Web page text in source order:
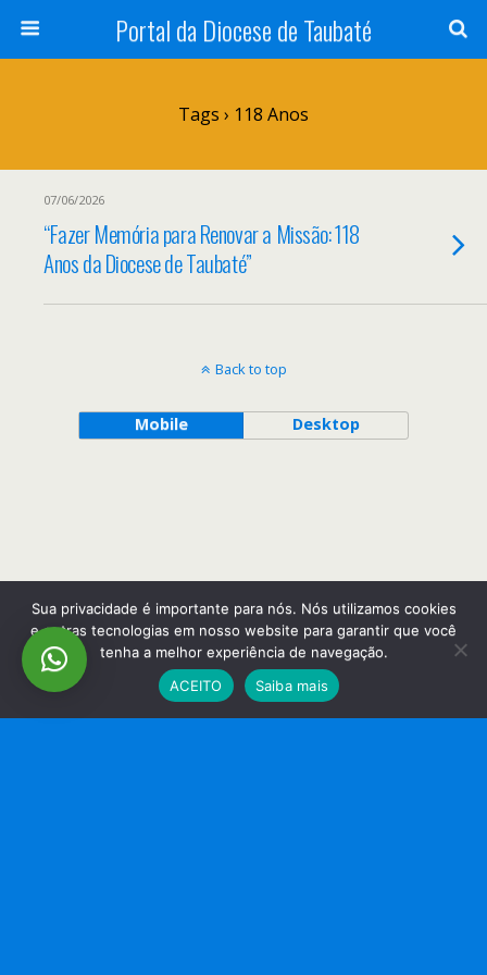
Portal da Diocese de Taubaté
Tags › 118 Anos
07/06/2026
“Fazer Memória para Renovar a Missão: 118
Anos da Diocese de Taubaté”
Back to top
Mobile Desktop
Sua privacidade é importante para nós. Nós utilizamos cookies
e outras tecnologias em nosso website para garantir que você
tenha a melhor experiência de navegação.
ACEITO
Saiba mais